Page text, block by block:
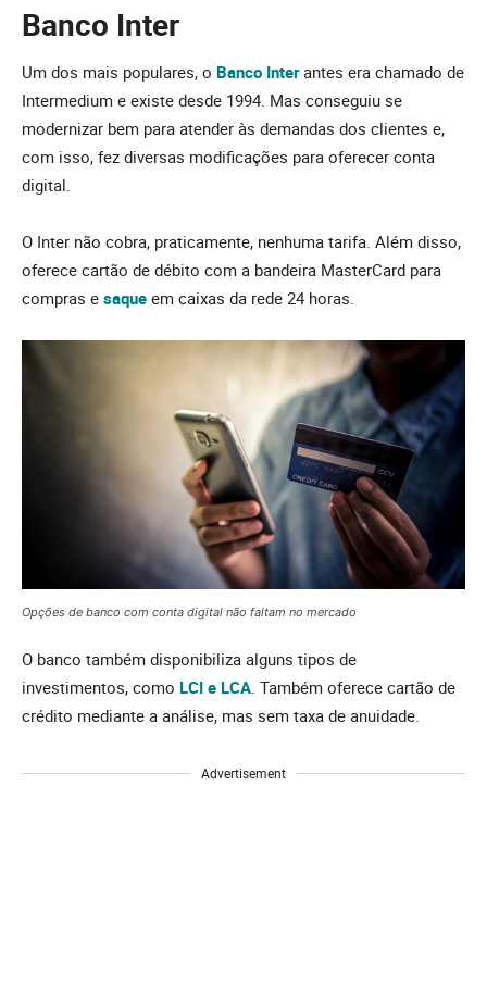
Banco Inter
Um dos mais populares, o Banco Interantes era chamado de
Intermedium e existe desde 1994. Mas conseguiu se
modernizar bem para atender às demandas dos clientes e,
com isso, fez diversas modificações para oferecer conta
digital.
O Inter não cobra, praticamente, nenhuma tarifa. Além disso,
oferece cartão de débito com a bandeira MasterCard para
compras e saque em caixas da rede 24 horas.
Opções de banco com conta digital não faltam no mercado
O banco também disponibiliza alguns tipos de
investimentos, como LCI e LCA . Também oferece cartão de
crédito mediante a análise, mas sem taxa de anuidade.
Advertisement